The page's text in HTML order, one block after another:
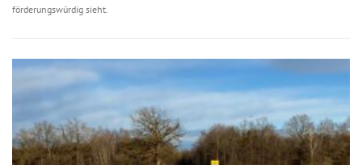
förderungswürdig sieht.